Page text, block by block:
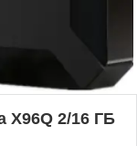
X96Q 2/16 ГБ